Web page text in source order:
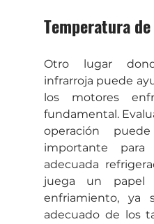
Temperatura
Otro lugar
infrarroja puede
los motores
fundamental.
operación
importante
adecuada
juega un papel
enfriamiento, ya
adecuado de los